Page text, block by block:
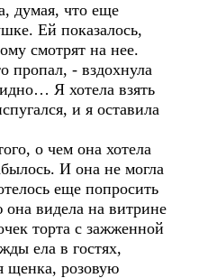
что еще
Ей показалось,
смотрят на нее.
- вздохнула
Я хотела взять
и я оставила
о чем она хотела
И она не могла
еще попросить
видела на витрине
торта с зажженной
ела в гостях,
щенка, розовую